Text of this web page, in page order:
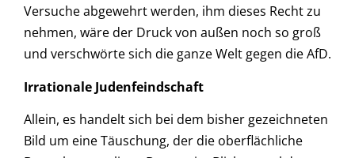
Versuche abgewehrt werden, ihm dieses Recht zu
nehmen, wäre der Druck von außen noch so groß
und verschwörte sich die ganze Welt gegen die AfD.
Irrationale Judenfeindschaft
Allein, es handelt sich bei dem bisher gezeichneten
Bild um eine Täuschung, der die oberflächliche